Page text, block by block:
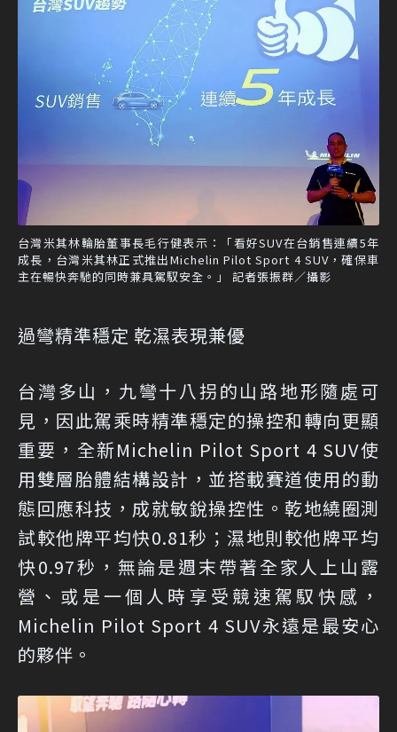
台灣米其林輪胎董事長毛行健表示：「看好SUV在台銷售連續5年
成長，台灣米其林正式推出Michelin Pilot Sport 4 SUV，確保車
主在暢快奔馳的同時兼具駕馭安全。」 記者張振群／攝影
過彎精準穩定 乾濕表現兼優
台灣多山，九彎十八拐的山路地形隨處可
見，因此駕乘時精準穩定的操控和轉向更顯
重要，全新Michelin Pilot Sport 4 SUV使
用雙層胎體結構設計，並搭載賽道使用的動
態回應科技，成就敏銳操控性。乾地繞圈測
試較他牌平均快0.81秒；濕地則較他牌平均
快0.97秒，無論是週末帶著全家人上山露
營、或是一個人時享受競速駕馭快感，
Michelin Pilot Sport 4 SUV永遠是最安心
的夥伴。